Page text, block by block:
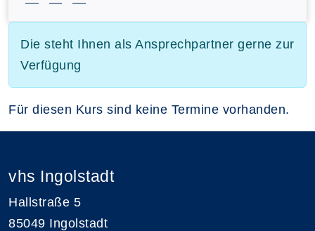
Die steht Ihnen als Ansprechpartner gerne zur
Verfügung
Für diesen Kurs sind keine Termine vorhanden.
vhs Ingolstadt
Hallstraße 5
85049 Ingolstadt